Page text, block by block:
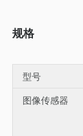
规格
型号
图像传感器